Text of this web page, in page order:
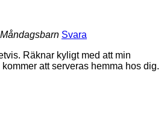
Måndagsbarn Svara
Räknar kyligt med att min
att serveras hemma hos dig.